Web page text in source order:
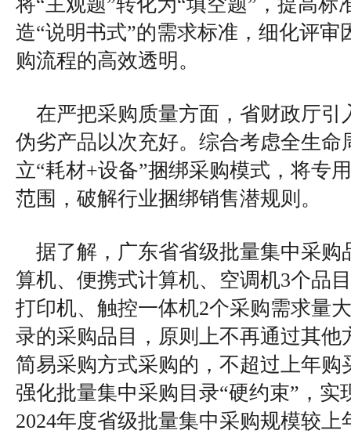
造“说明书式”的需求标准，细化评审
购流程的高效透明。
在严把采购质量方面，省财政厅引
伪劣产品以次充好。综合考虑全生命
立“耗材+设备”捆绑采购模式，将专
范围，破解行业捆绑销售潜规则。
据了解，广东省省级批量集中采购
算机、便携式计算机、空调机3个品
打印机、触控一体机2个采购需求量
录的采购品目，原则上不再通过其他
简易采购方式采购的，不超过上年购
强化批量集中采购目录“硬约束”，实
2024年度省级批量集中采购规模较上